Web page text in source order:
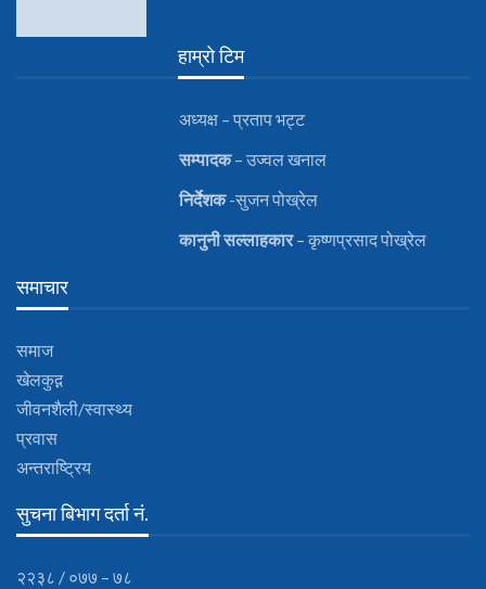
हाम्रो टिम
अध्यक्ष – प्रताप भट्ट
सम्पादक– उज्वल खनाल
निर्देशक-सुजन पोख्रेल
कानुनीसल्लाहकार– कृष्णप्रसाद पोख्रेल
समाचार
समाज
खेलकुद़़
जीवनशैली/स्वास्थ्य
प्रवास
अन्तराष्ट्रिय
सुचना बिभाग दर्ता नं.
२२३८ / ०७७ – ७८